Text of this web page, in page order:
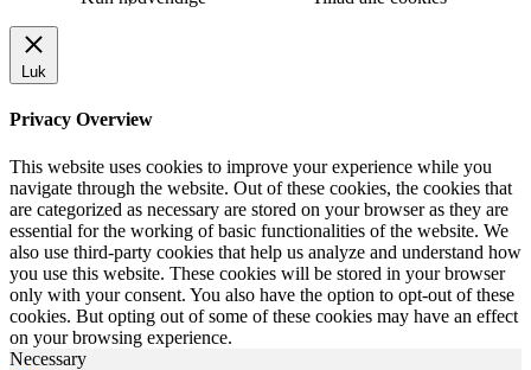
Luk
Privacy Overview
This website uses cookies to improve your experience while you
navigate through the website. Out of these cookies, the cookies that
are categorized as necessary are stored on your browser as they are
essential for the working of basic functionalities of the website. We
also use third-party cookies that help us analyze and understand how
you use this website. These cookies will be stored in your browser
only with your consent. You also have the option to opt-out of these
cookies. But opting out of some of these cookies may have an effect
on your browsing experience.
Necessary